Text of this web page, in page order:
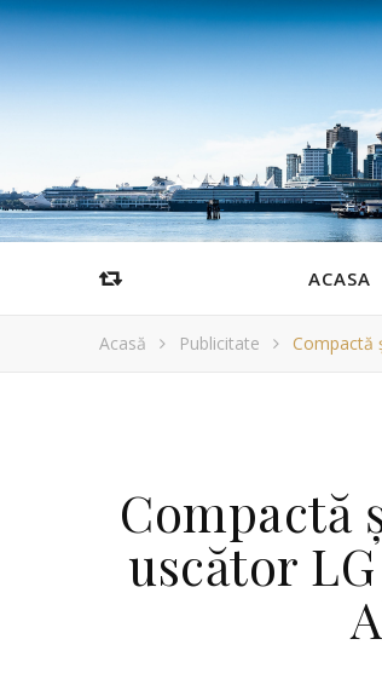
ACASA
Acasă Publicitate Compactă
Compactă
uscător